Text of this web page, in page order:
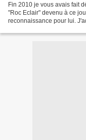
Fin 2010 je vous avais fait
"Roc Eclair" devenu à ce
reconnaissance pour lui.